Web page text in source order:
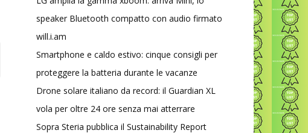
speaker Bluetooth compatto con audio firmato
will.i.am
Smartphone e caldo estivo: cinque consigli per
proteggere la batteria durante le vacanze
Drone solare italiano da record: il Guardian XL
vola per oltre 24 ore senza mai atterrare
Sopra Steria pubblica il Sustainability Report